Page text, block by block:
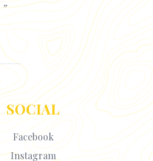
SOCIAL
Facebook
Instagram